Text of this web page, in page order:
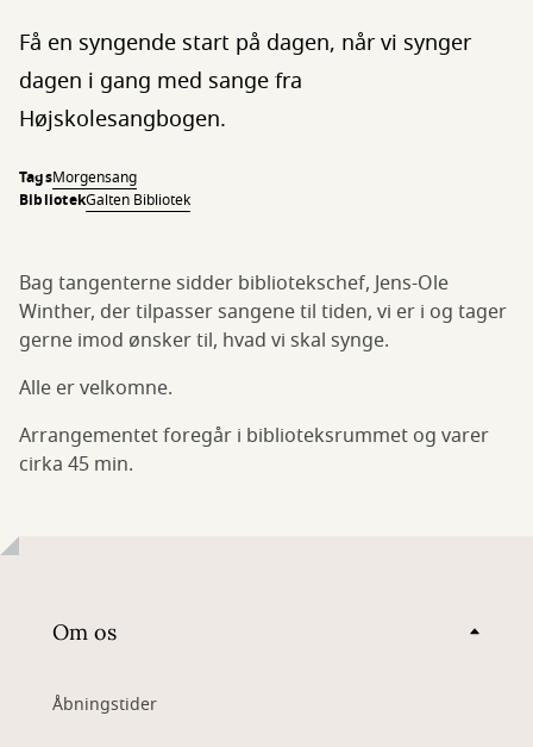
Få en syngende start på dagen, når vi synger
dagen i gang med sange fra
Højskolesangbogen.
TagsMorgensang
BibliotekGalten Bibliotek
Bag tangenterne sidder bibliotekschef, Jens-Ole
Winther, der tilpasser sangene til tiden, vi er i og tager
gerne imod ønsker til, hvad vi skal synge.
Alle er velkomne.
Arrangementet foregår i biblioteksrummet og varer
cirka 45 min.
Om os
Åbningstider